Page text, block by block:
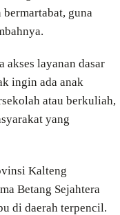
guna
akses layanan dasar
ingin ada anak
atau berkuliah,
yang
Kalteng
Betang Sejahtera
di daerah terpencil.